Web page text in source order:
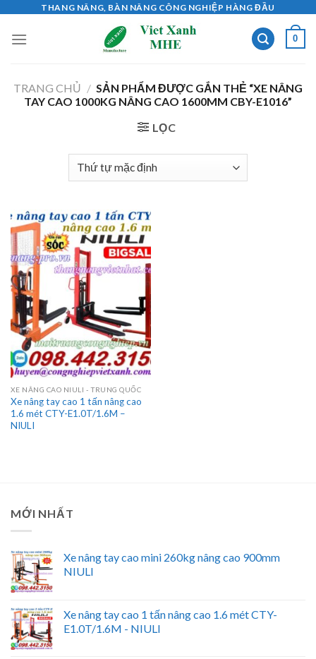
content
THANG NÂNG, BÀN NÂNG CÔNG NGHIỆP HÀNG ĐẦU
0
TRANG CHỦ / SẢN PHẨM ĐƯỢC GẮN THẺ “XE NÂNG
TAY CAO 1000KG NÂNG CAO 1600MM CBY-E1016”
LỌC
XE NÂNG CAO NIULI - TRUNG QUỐC
Xe nâng tay cao 1 tấn nâng cao
1.6 mét CTY-E1.0T/1.6M –
NIULI
MỚI NHẤT
Xe nâng tay cao mini 260kg nâng cao 900mm
NIULI
Xe nâng tay cao 1 tấn nâng cao 1.6 mét CTY-
E1.0T/1.6M - NIULI